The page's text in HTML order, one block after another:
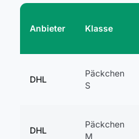
Anbieter Klasse
DHL
Päckchen
S
DHL
Päckchen
M